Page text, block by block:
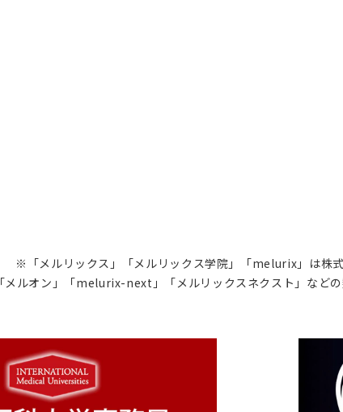
※「メルリックス」「メルリックス学院」「melurix」は株式
「メルオン」「melurix-next」「メルリックスネクスト」など